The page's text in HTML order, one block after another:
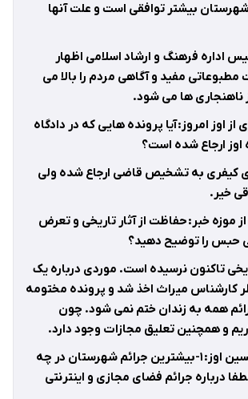
بیشتر توافقی است و علت آنها
اداره فرهنگ و ارشاد اسلامی اظهار
مفید و آگاهی مردم را بالا می
ناهنجاری ها می شود.
از اوز امروز: آیا پرونده هایی که در دادگاه
اوز ارجاع شده است؟
کیفری به تشخیص قاضی ارجاع شده ولی
خیر.
موزه خبر: حفاظت از آثار تاریخی و تعرض
حبس را توضیح دهید؟
تاکنون نرسیده است. موردی درباره یک
کارشناس میراث اخذ شد و پرونده مختومه
همه به زندان ختم نمی شود. چون
و همچنین تعلیق مجازات وجود دارد.
*حمیرا نامدار از پسین اوز: ۱-بیشترین جرائم شهرستان در چه
است؟ ۲- لطفا درباره جرائم فضای مجازی و اینترنتی